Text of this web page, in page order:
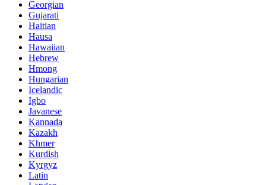
Georgian
Gujarati
Haitian
Hausa
Hawaiian
Hebrew
Hmong
Hungarian
Icelandic
Igbo
Javanese
Kannada
Kazakh
Khmer
Kurdish
Kyrgyz
Latin